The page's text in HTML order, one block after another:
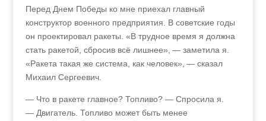
Перед Днем Победы ко мне приехал главный
конструктор военного предприятия. В советские годы
он проектировал ракеты. «В трудное время я должна
стать ракетой, сбросив всё лишнее», — заметила я.
«Ракета такая же система, как человек», — сказал
Михаил Сергеевич.
— Что в ракете главное? Топливо? — Спросила я.
— Двигатель. Топливо может быть менее